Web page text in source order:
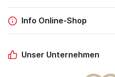
Info Online-Shop
Unser Unternehmen